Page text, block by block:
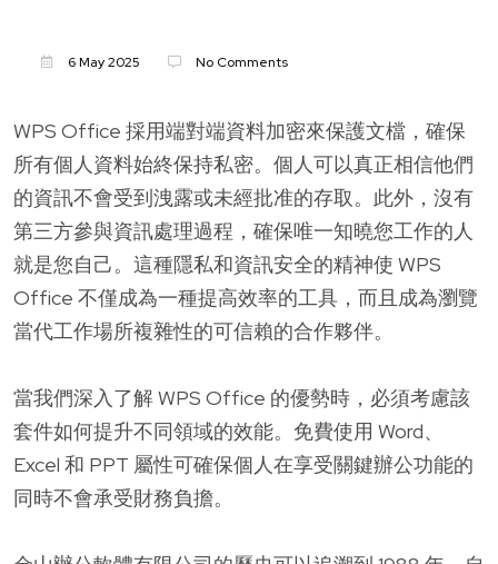
6 May 2025 No Comments
WPS Office 採用端對端資料加密來保護文檔，確保
所有個人資料始終保持私密。個人可以真正相信他們
的資訊不會受到洩露或未經批准的存取。此外，沒有
第三方參與資訊處理過程，確保唯一知曉您工作的人
就是您自己。這種隱私和資訊安全的精神使 WPS
Office 不僅成為一種提高效率的工具，而且成為瀏覽
當代工作場所複雜性的可信賴的合作夥伴。
當我們深入了解 WPS Office 的優勢時，必須考慮該
套件如何提升不同領域的效能。免費使用 Word、
Excel 和 PPT 屬性可確保個人在享受關鍵辦公功能的
同時不會承受財務負擔。